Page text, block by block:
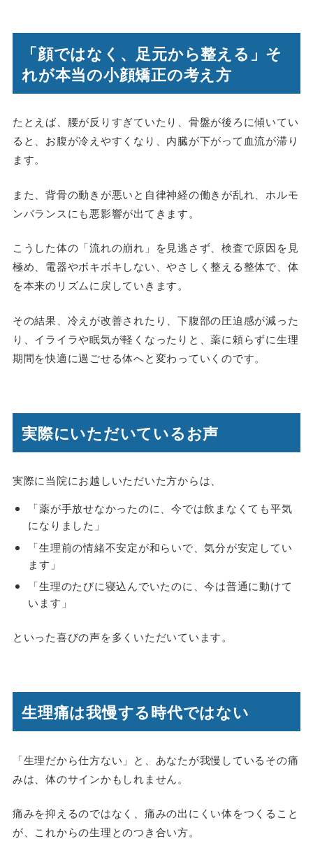
「顔ではなく、足元から整える」そ
れが本当の小顔矯正の考え方
たとえば、腰が反りすぎていたり、骨盤が後ろに傾いてい
ると、お腹が冷えやすくなり、内臓が下がって血流が滞り
ます。
また、背骨の動きが悪いと自律神経の働きが乱れ、ホルモ
ンバランスにも悪影響が出てきます。
こうした体の「流れの崩れ」を見逃さず、検査で原因を見
極め、電器やボキボキしない、やさしく整える整体で、体
を本来のリズムに戻していきます。
その結果、冷えが改善されたり、下腹部の圧迫感が減った
り、イライラや眠気が軽くなったりと、薬に頼らずに生理
期間を快適に過ごせる体へと変わっていくのです。
実際にいただいているお声
実際に当院にお越しいただいた方からは、
「薬が手放せなかったのに、今では飲まなくても平気
になりました」
「生理前の情緒不安定が和らいで、気分が安定してい
ます」
「生理のたびに寝込んでいたのに、今は普通に動けて
います」
といった喜びの声を多くいただいています。
生理痛は我慢する時代ではない
「生理だから仕方ない」と、あなたが我慢しているその痛
みは、体のサインかもしれません。
痛みを抑えるのではなく、痛みの出にくい体をつくること
が、これからの生理とのつき合い方。